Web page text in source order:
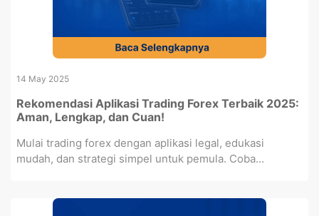
14 May 2025
Rekomendasi Aplikasi Trading Forex Terbaik 2025:
Aman, Lengkap, dan Cuan!
Mulai trading forex dengan aplikasi legal, edukasi
mudah, dan strategi simpel untuk pemula. Coba...